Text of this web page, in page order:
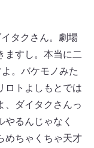
タクさん。劇場
ますし。本当に二
。バケモノみた
ロトよしもとでは
、ダイタクさんっ
るんじゃなく
めちゃくちゃ天才